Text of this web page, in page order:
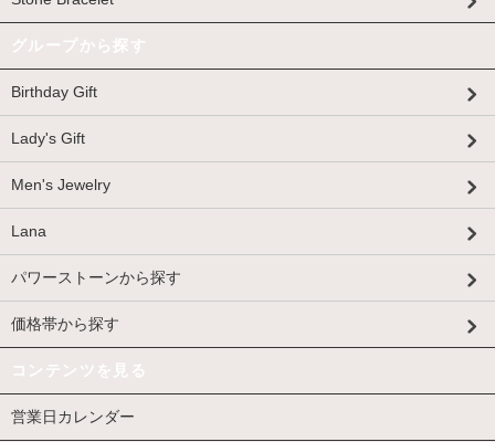
グループから探す
Birthday Gift
Lady's Gift
Men's Jewelry
Lana
パワーストーンから探す
価格帯から探す
コンテンツを見る
営業日カレンダー